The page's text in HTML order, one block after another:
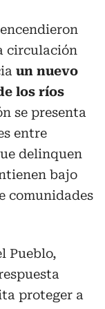
circulación
un nuevo
los ríos
se presenta
entre
delinquen
bajo
comunidades
Pueblo,
proteger a